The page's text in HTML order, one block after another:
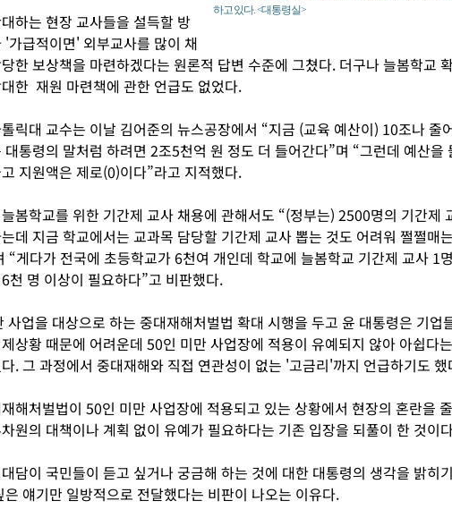
하고 있다. <대통령실>
하는 현장 교사들을 설득할 방
'가급적이면' 외부교사를 많이 채
한 보상책을 마련하겠다는 원론적 답변 수준에 그쳤다. 더구나 늘봄학교
한 재원 마련책에 관한 언급도 없었다.
릭대 교수는 이날 김어준의 뉴스공장에서 “지금 (교육 예산이) 10조나 줄
대통령의 말처럼 하려면 2조5천억 원 정도 더 들어간다”며 “그런데 예산을
지원액은 제로(0)이다”라고 지적했다.
봄학교를 위한 기간제 교사 채용에 관해서도 “(정부는) 2500명의 기간제
데 지금 학교에서는 교과목 담당할 기간제 교사 뽑는 것도 어려워 쩔쩔매
“게다가 전국에 초등학교가 6천여 개인데 학교에 늘봄학교 기간제 교사 1
천 명 이상이 필요하다”고 비판했다.
사업을 대상으로 하는 중대재해처벌법 확대 시행을 두고 윤 대통령은 기업
상황 때문에 어려운데 50인 미만 사업장에 적용이 유예되지 않아 아쉽다
. 그 과정에서 중대재해와 직접 연관성이 없는 '고금리'까지 언급하기도 했
해처벌법이 50인 미만 사업장에 적용되고 있는 상황에서 현장의 혼란을
원의 대책이나 계획 없이 유예가 필요하다는 기존 입장을 되풀이 한 것이
담이 국민들이 듣고 싶거나 궁금해 하는 것에 대한 대통령의 생각을 밝히
은 얘기만 일방적으로 전달했다는 비판이 나오는 이유다.